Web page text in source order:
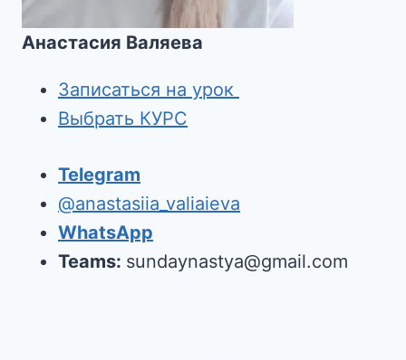
Анастасия Валяева
Записаться на урок
Выбрать КУРС
Telegram
@anastasiia_valiaieva
WhatsApp
Teams: sundaynastya@gmail.com